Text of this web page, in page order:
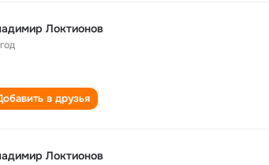
Локтионов
в друзья
Локтионов